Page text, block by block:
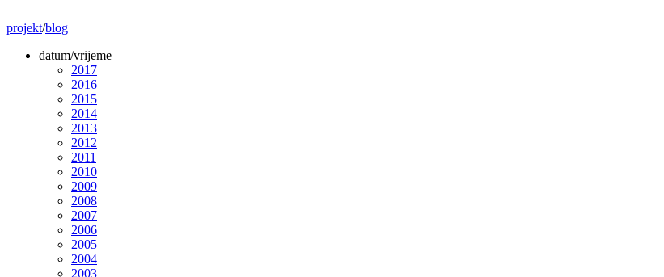
projekt/blog
datum/vrijeme
2017
2016
2015
2014
2013
2012
2011
2010
2009
2008
2007
2006
2005
2004
2003